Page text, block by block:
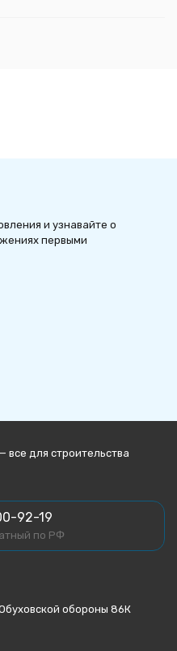
и узнавайте о
первыми
для строительства
92-19
по РФ
обороны 86К